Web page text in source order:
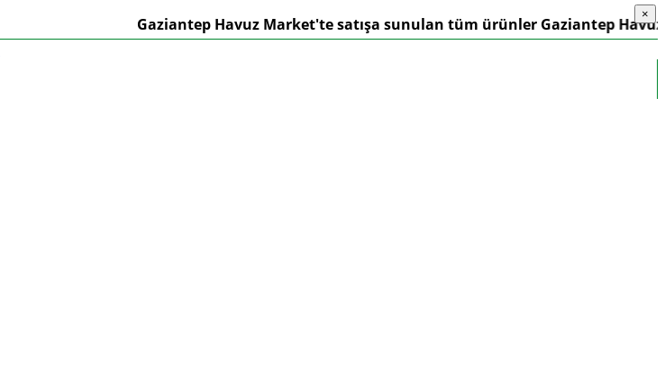
Gaziantep Havuz Market'te satışa sunulan tüm ürünler Gaziantep Havuzculuk
×
×